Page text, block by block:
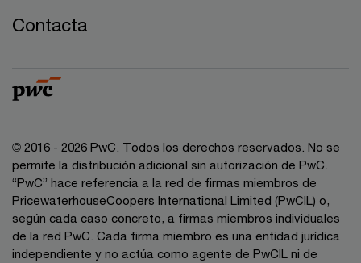
Contacta
© 2016 - 2026 PwC. Todos los derechos reservados. No se
permite la distribución adicional sin autorización de PwC.
“PwC” hace referencia a la red de firmas miembros de
PricewaterhouseCoopers International Limited (PwCIL) o,
según cada caso concreto, a firmas miembros individuales
de la red PwC. Cada firma miembro es una entidad jurídica
independiente y no actúa como agente de PwCIL ni de